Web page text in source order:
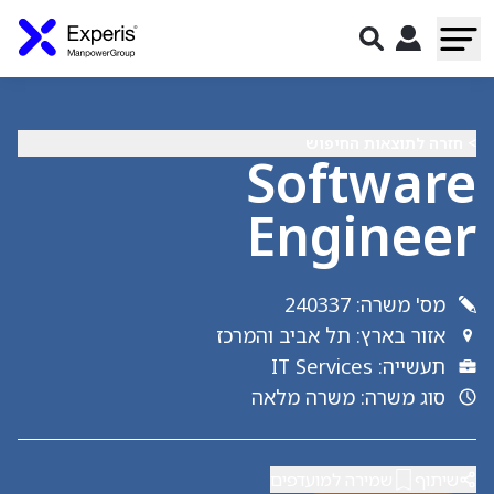
Software
Engineer
מס' משרה:
240337
אזור בארץ: תל אביב והמרכז
תעשייה:
IT Services
סוג משרה: משרה מלאה